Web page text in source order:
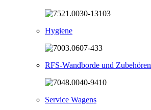
Hygiene
RFS-Wandborde und Zubehören
Service Wagens